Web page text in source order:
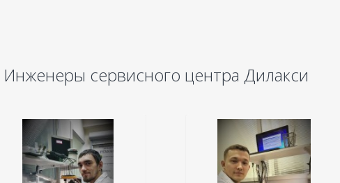
Инженеры сервисного центра Дилакси